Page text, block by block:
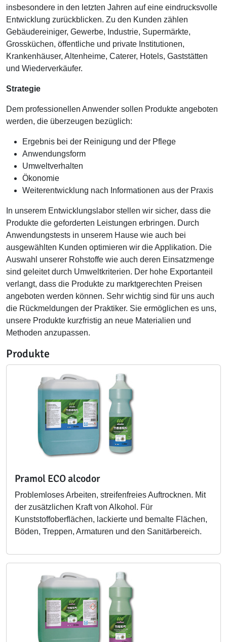
insbesondere in den letzten Jahren auf eine eindrucksvolle
Entwicklung zurückblicken. Zu den Kunden zählen
Gebäudereiniger, Gewerbe, Industrie, Supermärkte,
Grossküchen, öffentliche und private Institutionen,
Krankenhäuser, Altenheime, Caterer, Hotels, Gaststätten
und Wiederverkäufer.
Strategie
Dem professionellen Anwender sollen Produkte angeboten
werden, die überzeugen bezüglich:
Ergebnis bei der Reinigung und der Pflege
Anwendungsform
Umweltverhalten
Ökonomie
Weiterentwicklung nach Informationen aus der Praxis
In unserem Entwicklungslabor stellen wir sicher, dass die
Produkte die geforderten Leistungen erbringen. Durch
Anwendungstests in unserem Hause wie auch bei
ausgewählten Kunden optimieren wir die Applikation. Die
Auswahl unserer Rohstoffe wie auch deren Einsatzmenge
sind geleitet durch Umweltkriterien. Der hohe Exportanteil
verlangt, dass die Produkte zu marktgerechten Preisen
angeboten werden können. Sehr wichtig sind für uns auch
die Rückmeldungen der Praktiker. Sie ermöglichen es uns,
unsere Produkte kurzfristig an neue Materialien und
Methoden anzupassen.
Produkte
Pramol ECO alcodor
Problemloses Arbeiten, streifenfreies Auftrocknen. Mit
der zusätzlichen Kraft von Alkohol. Für
Kunststoffoberflächen, lackierte und bemalte Flächen,
Böden, Treppen, Armaturen und den Sanitärbereich.